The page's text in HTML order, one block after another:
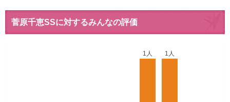
菅原千恵SSに対するみんなの評価
1人 1人